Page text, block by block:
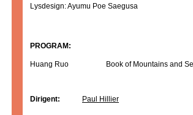
Lysdesign: Ayumu Poe Saegusa
PROGRAM:
Huang Ruo Book of Mountains and
Dirigent: Paul Hillier